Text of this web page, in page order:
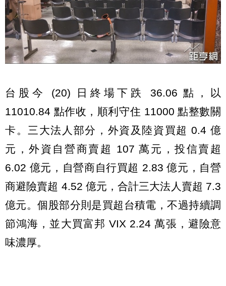
台股今 (20) 日終場下跌 36.06 點，以
11010.84 點作收，順利守住 11000 點整數關
卡。三大法人部分，外資及陸資買超 0.4 億
元，外資自營商賣超 107 萬元，投信賣超
6.02 億元，自營商自行買超 2.83 億元，自營
商避險賣超 4.52 億元，合計三大法人賣超 7.3
億元。個股部分則是買超台積電，不過持續調
節鴻海，並大買富邦 VIX 2.24 萬張，避險意
味濃厚。